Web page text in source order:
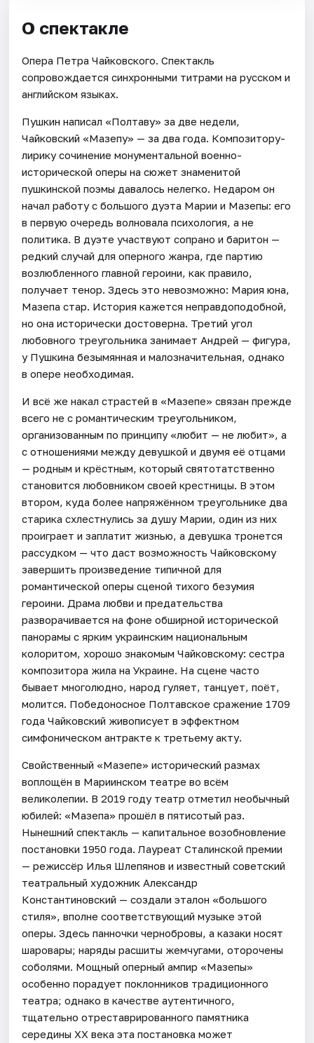
О спектакле
Опера Петра Чайковского. Спектакль
сопровождается синхронными титрами на русском и
английском языках.
Пушкин написал «Полтаву» за две недели,
Чайковский «Мазепу» — за два года. Композитору-
лирику сочинение монументальной военно-
исторической оперы на сюжет знаменитой
пушкинской поэмы давалось нелегко. Недаром он
начал работу с большого дуэта Марии и Мазепы: его
в первую очередь волновала психология, а не
политика. В дуэте участвуют сопрано и баритон —
редкий случай для оперного жанра, где партию
возлюбленного главной героини, как правило,
получает тенор. Здесь это невозможно: Мария юна,
Мазепа стар. История кажется неправдоподобной,
но она исторически достоверна. Третий угол
любовного треугольника занимает Андрей — фигура,
у Пушкина безымянная и малозначительная, однако
в опере необходимая.
И всё же накал страстей в «Мазепе» связан прежде
всего не с романтическим треугольником,
организованным по принципу «любит — не любит», а
с отношениями между девушкой и двумя её отцами
— родным и крёстным, который святотатственно
становится любовником своей крестницы. В этом
втором, куда более напряжённом треугольнике два
старика схлестнулись за душу Марии, один из них
проиграет и заплатит жизнью, а девушка тронется
рассудком — что даст возможность Чайковскому
завершить произведение типичной для
романтической оперы сценой тихого безумия
героини. Драма любви и предательства
разворачивается на фоне обширной исторической
панорамы с ярким украинским национальным
колоритом, хорошо знакомым Чайковскому: сестра
композитора жила на Украине. На сцене часто
бывает многолюдно, народ гуляет, танцует, поёт,
молится. Победоносное Полтавское сражение 1709
года Чайковский живописует в эффектном
симфоническом антракте к третьему акту.
Свойственный «Мазепе» исторический размах
воплощён в Мариинском театре во всём
великолепии. В 2019 году театр отметил необычный
юбилей: «Мазепа» прошёл в пятисотый раз.
Нынешний спектакль — капитальное возобновление
постановки 1950 года. Лауреат Сталинской премии
— режиссёр Илья Шлепянов и известный советский
театральный художник Александр
Константиновский — создали эталон «большого
стиля», вполне соответствующий музыке этой
оперы. Здесь панночки чернобровы, а казаки носят
шаровары; наряды расшиты жемчугами, оторочены
соболями. Мощный оперный ампир «Мазепы»
особенно порадует поклонников традиционного
театра; однако в качестве аутентичного,
тщательно отреставрированного памятника
середины ХХ века эта постановка может